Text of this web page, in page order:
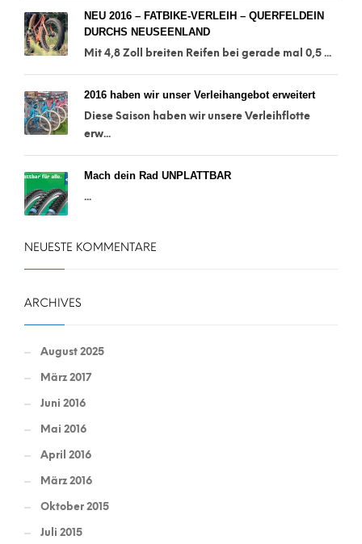
NEU 2016 – FATBIKE-VERLEIH – QUERFELDEIN
DURCHS NEUSEENLAND
Mit 4,8 Zoll breiten Reifen bei gerade mal 0,5 ...
2016 haben wir unser Verleihangebot erweitert
Diese Saison haben wir unsere Verleihflotte
erw...
Mach dein Rad UNPLATTBAR
...
NEUESTE KOMMENTARE
ARCHIVES
August 2025
März 2017
Juni 2016
Mai 2016
April 2016
März 2016
Oktober 2015
Juli 2015